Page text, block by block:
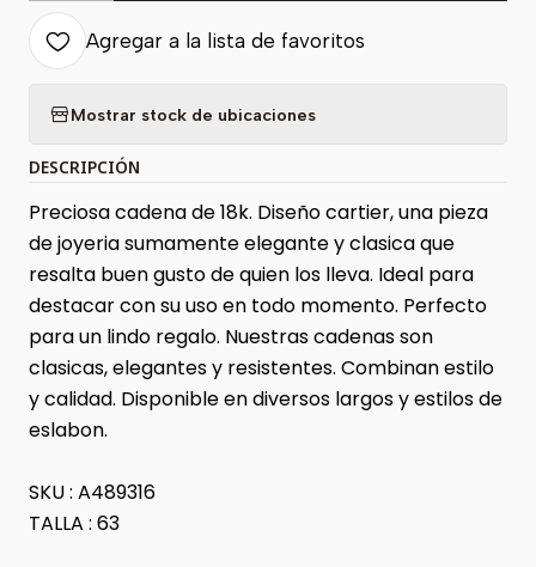
Agregar a la lista de favoritos
Mostrar stock de ubicaciones
DESCRIPCIÓN
Preciosa cadena de 18k. Diseño cartier, una pieza
de joyeria sumamente elegante y clasica que
resalta buen gusto de quien los lleva. Ideal para
destacar con su uso en todo momento. Perfecto
para un lindo regalo. Nuestras cadenas son
clasicas, elegantes y resistentes. Combinan estilo
y calidad. Disponible en diversos largos y estilos de
eslabon.
SKU : A489316
TALLA : 63